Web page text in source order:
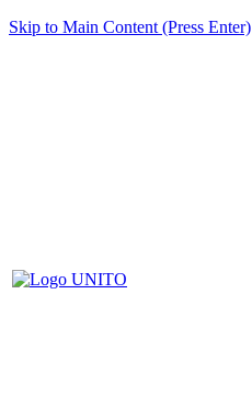
Skip to Main Content (Press Enter)